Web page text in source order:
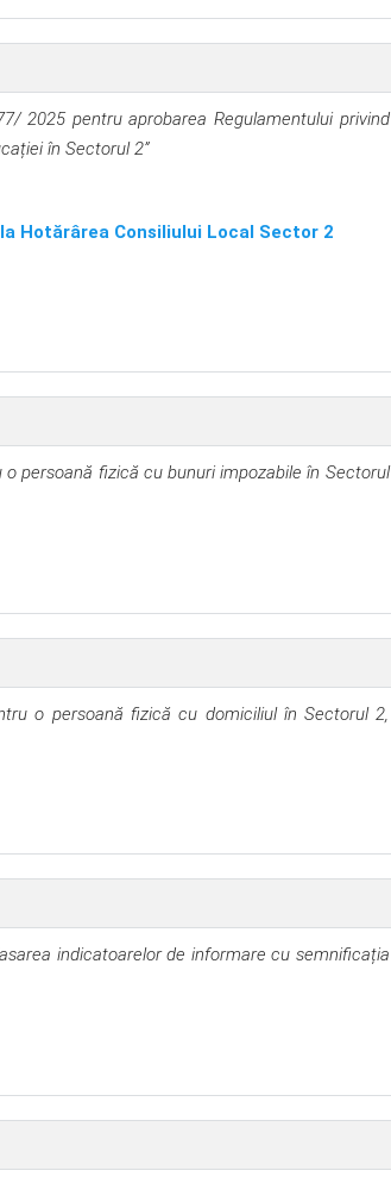
2025 pentru aprobarea Regulamentului privind
în Sectorul 2”
la Hotărârea Consiliului Local Sector 2
persoană fizică cu bunuri impozabile în Sectorul
o persoană fizică cu domiciliul în Sectorul 2,
indicatoarelor de informare cu semnificația